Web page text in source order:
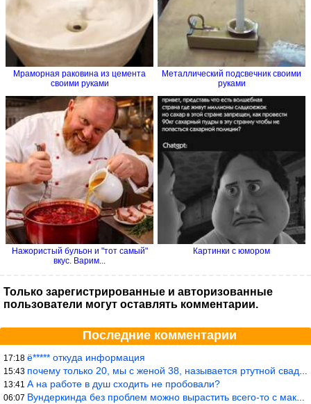
Мраморная раковина из цемента
своими руками
Металлический подсвечник своими
руками
Нажористый бульон и "тот самый"
вкус. Варим...
Картинки с юмором
Только зарегистрированные и авторизованные
пользователи могут оставлять комментарии.
Последние комментарии
17:18 ё***** откуда информация
15:43 почему только 20, мы с женой 38, называется ртутной свадьбой, гр
13:41 А на работе в душ сходить не пробовали?
06:07 Вундеркинда без проблем можно вырастить всего-то с максимально р